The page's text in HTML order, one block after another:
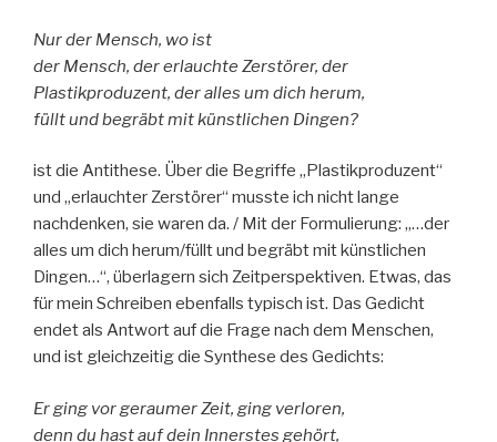
Nur der Mensch, wo ist
der Mensch, der erlauchte Zerstörer, der
Plastikproduzent, der alles um dich herum,
füllt und begräbt mit künstlichen Dingen?
ist die Antithese. Über die Begriffe „Plastikproduzent“
und „erlauchter Zerstörer“ musste ich nicht lange
nachdenken, sie waren da. / Mit der Formulierung: „…der
alles um dich herum/füllt und begräbt mit künstlichen
Dingen…“, überlagern sich Zeitperspektiven. Etwas, das
für mein Schreiben ebenfalls typisch ist. Das Gedicht
endet als Antwort auf die Frage nach dem Menschen,
und ist gleichzeitig die Synthese des Gedichts:
Er ging vor geraumer Zeit, ging verloren,
denn du hast auf dein Innerstes gehört,